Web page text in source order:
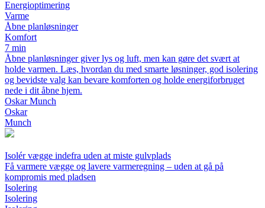
Energioptimering
Varme
Åbne planløsninger
Komfort
7 min
Åbne planløsninger giver lys og luft, men kan gøre det svært at
holde varmen. Læs, hvordan du med smarte løsninger, god isolering
og bevidste valg kan bevare komforten og holde energiforbruget
nede i dit åbne hjem.
Oskar Munch
Oskar
Munch
Isolér vægge indefra uden at miste gulvplads
Få varmere vægge og lavere varmeregning – uden at gå på
kompromis med pladsen
Isolering
Isolering